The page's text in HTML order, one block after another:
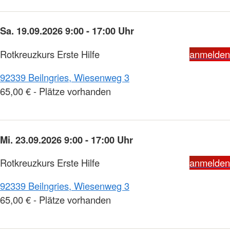
Sa. 19.09.2026 9:00 - 17:00 Uhr
Rotkreuzkurs Erste Hilfe
anmelden
92339 Beilngries, Wiesenweg 3
65,00 € - Plätze vorhanden
Mi. 23.09.2026 9:00 - 17:00 Uhr
Rotkreuzkurs Erste Hilfe
anmelden
92339 Beilngries, Wiesenweg 3
65,00 € - Plätze vorhanden